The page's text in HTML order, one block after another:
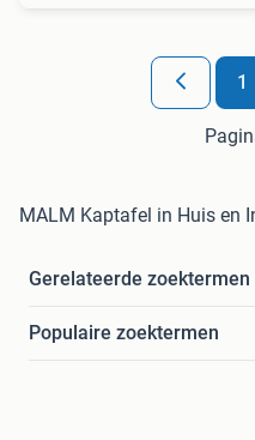
1
MALM Kaptafel in Huis en
Gerelateerde zoektermen
Populaire zoektermen